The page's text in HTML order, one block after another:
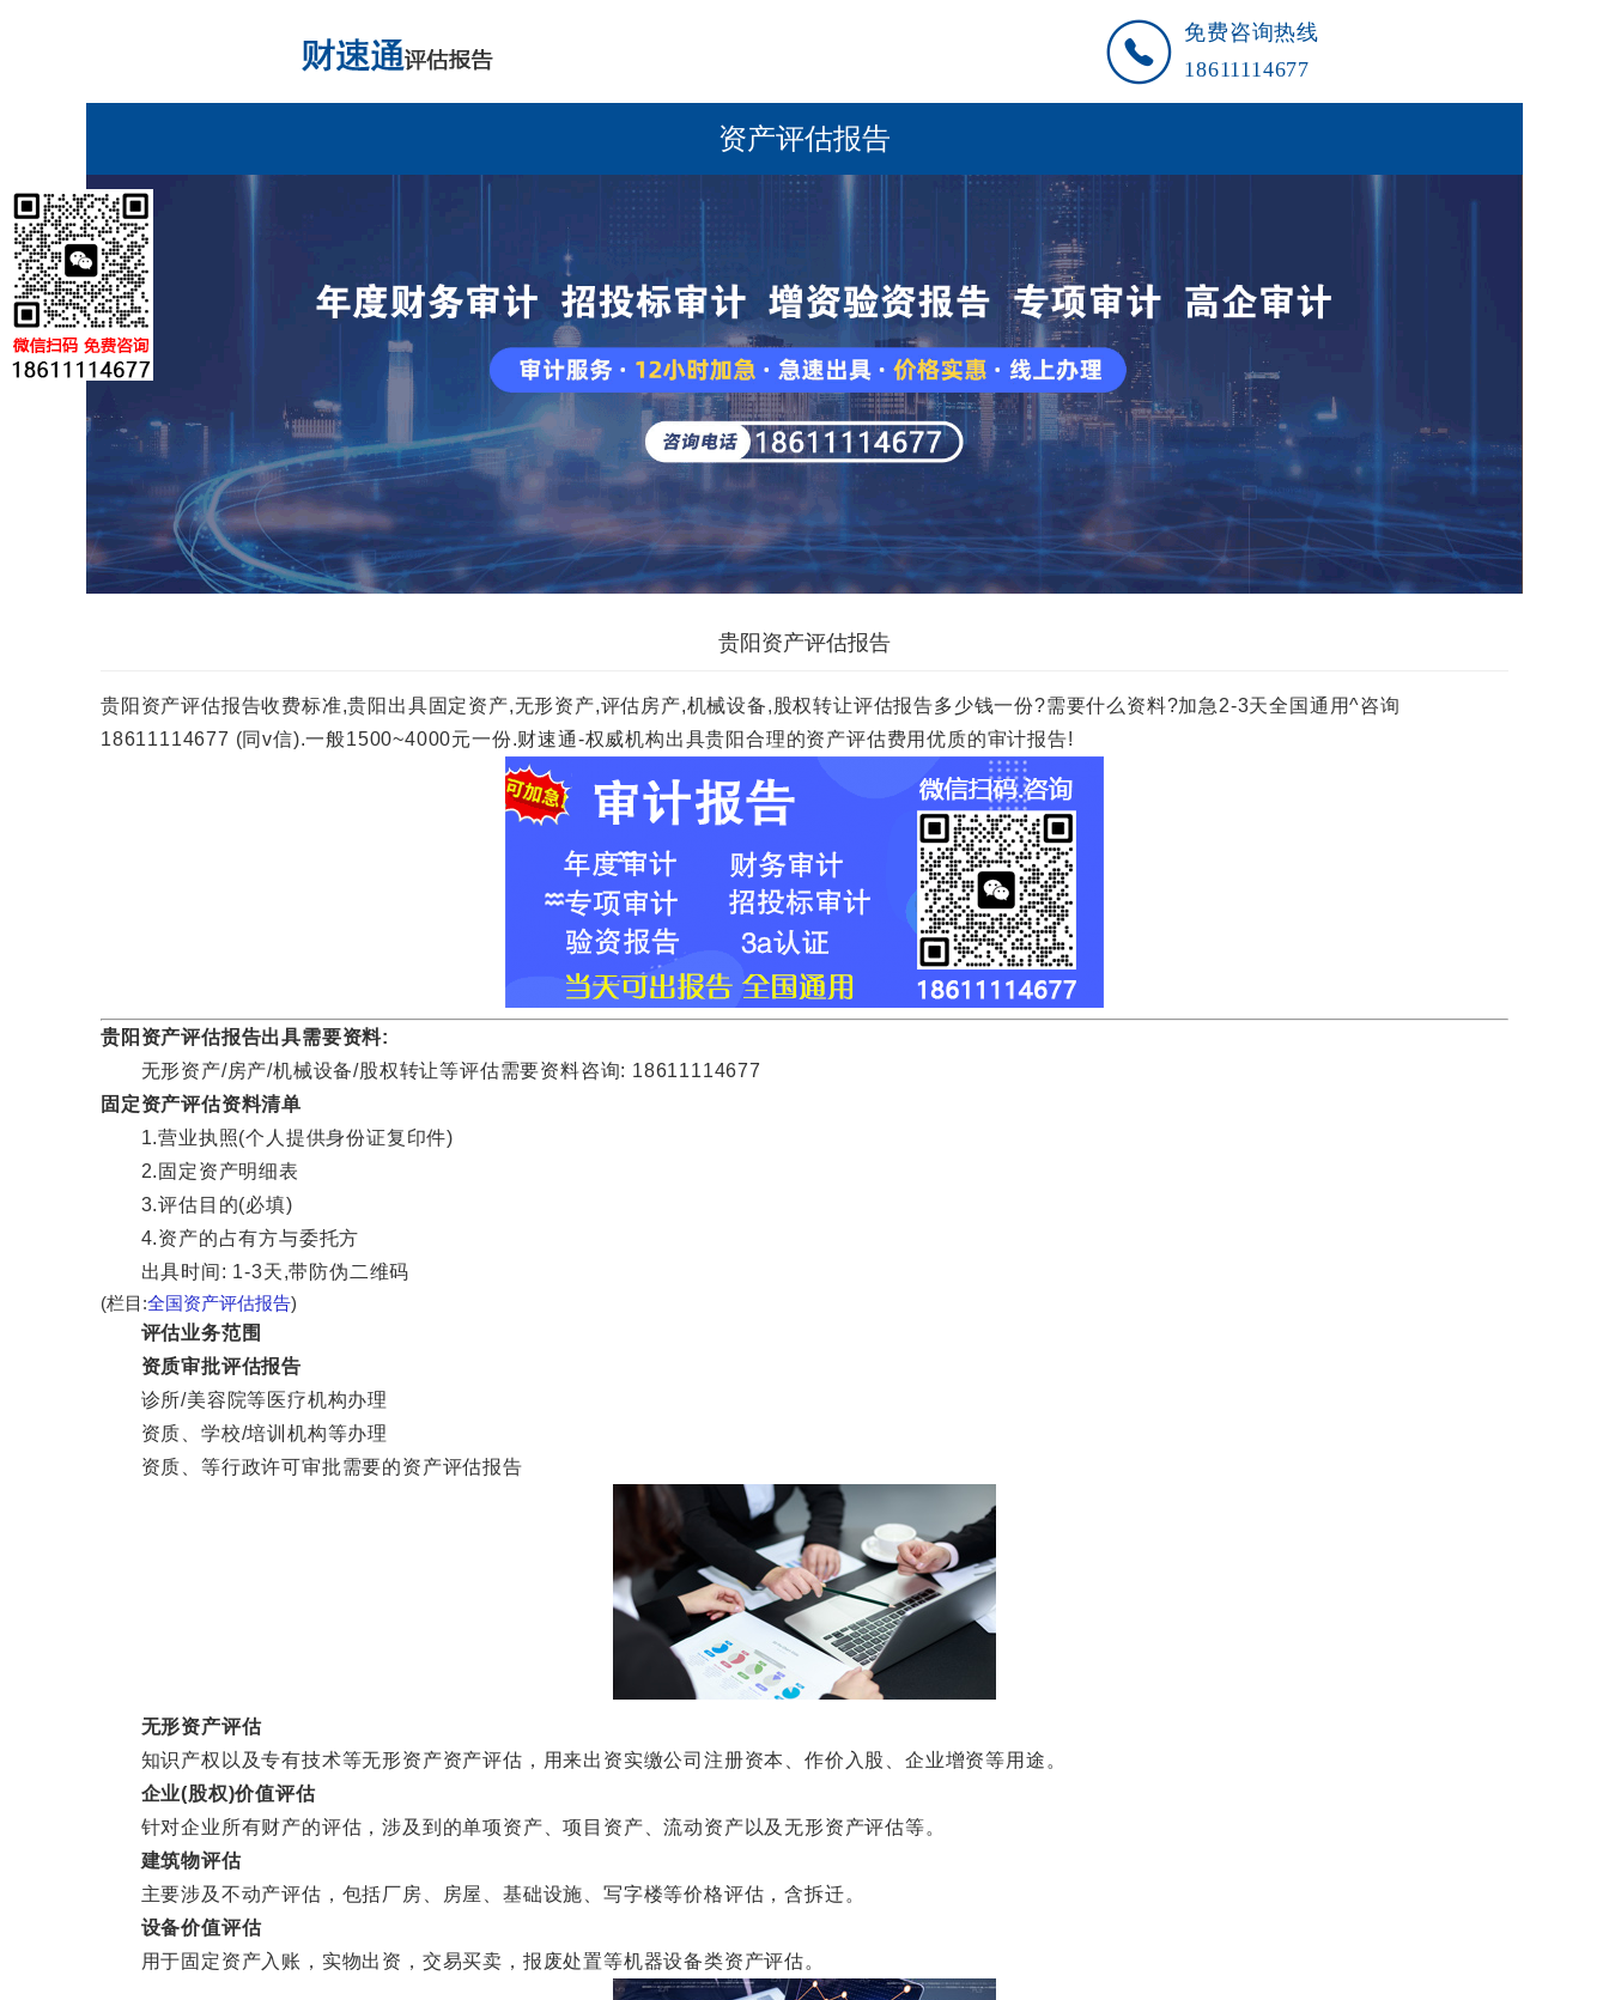
免费咨询热线
18611114677
资产评估报告
贵阳资产评估报告
贵阳资产评估报告收费标准,贵阳出具固定资产,无形资产,评估房产,机械设备,股权转让评估报告多少钱一份?需要什么资料?加急2-3天全国通用^咨询
18611114677 (同v信).一般1500~4000元一份.财速通-权威机构出具贵阳合理的资产评估费用优质的审计报告!
贵阳资产评估报告出具需要资料:
无形资产/房产/机械设备/股权转让等评估需要资料咨询: 18611114677
固定资产评估资料清单
1.营业执照(个人提供身份证复印件)
2.固定资产明细表
3.评估目的(必填)
4.资产的占有方与委托方
出具时间: 1-3天,带防伪二维码
(栏目:全国资产评估报告)
评估业务范围
资质审批评估报告
诊所/美容院等医疗机构办理
资质、学校/培训机构等办理
资质、等行政许可审批需要的资产评估报告
无形资产评估
知识产权以及专有技术等无形资产资产评估，用来出资实缴公司注册资本、作价入股、企业增资等用途。
企业(股权)价值评估
针对企业所有财产的评估，涉及到的单项资产、项目资产、流动资产以及无形资产评估等。
建筑物评估
主要涉及不动产评估，包括厂房、房屋、基础设施、写字楼等价格评估，含拆迁。
设备价值评估
用于固定资产入账，实物出资，交易买卖，报废处置等机器设备类资产评估。